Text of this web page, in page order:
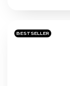
Sternen.
BESTSELLER